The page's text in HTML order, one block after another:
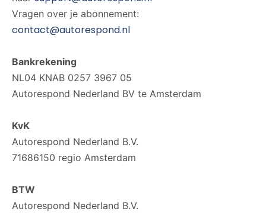
Vragen over je abonnement:
contact@autorespond.nl
Bankrekening
NL04 KNAB 0257 3967 05
Autorespond Nederland BV te Amsterdam
KvK
Autorespond Nederland B.V.
71686150 regio Amsterdam
BTW
Autorespond Nederland B.V.